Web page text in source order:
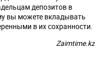
депозитов в
вы можете вкладывать
в их сохранности.
Zaimtime.kz